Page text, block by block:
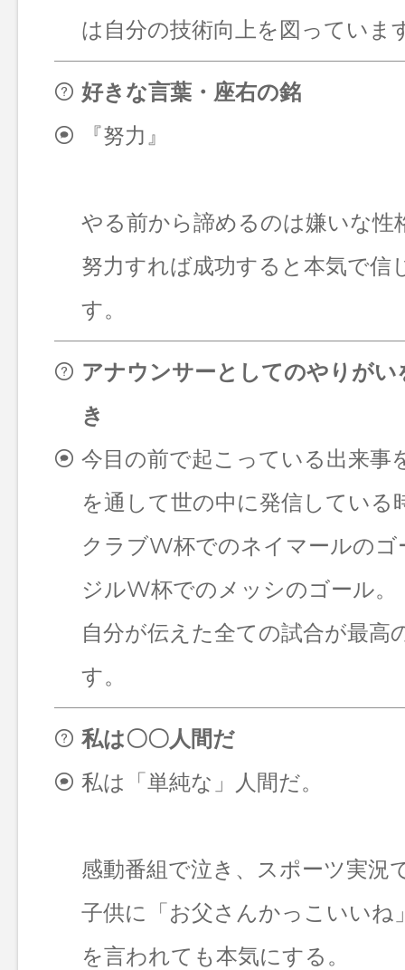
は自分の技術向上を図っていま
好きな言葉・座右の銘
『努力』
やる前から諦めるのは嫌いな性
努力すれば成功すると本気で信
す。
アナウンサーとしてのやりがい
き
今目の前で起こっている出来事
を通して世の中に発信している
クラブW杯でのネイマールのゴ
ジルW杯でのメッシのゴール。
自分が伝えた全ての試合が最高
す。
私は〇〇人間だ
私は「単純な」人間だ。
感動番組で泣き、スポーツ実況
子供に「お父さんかっこいいね
を言われても本気にする。